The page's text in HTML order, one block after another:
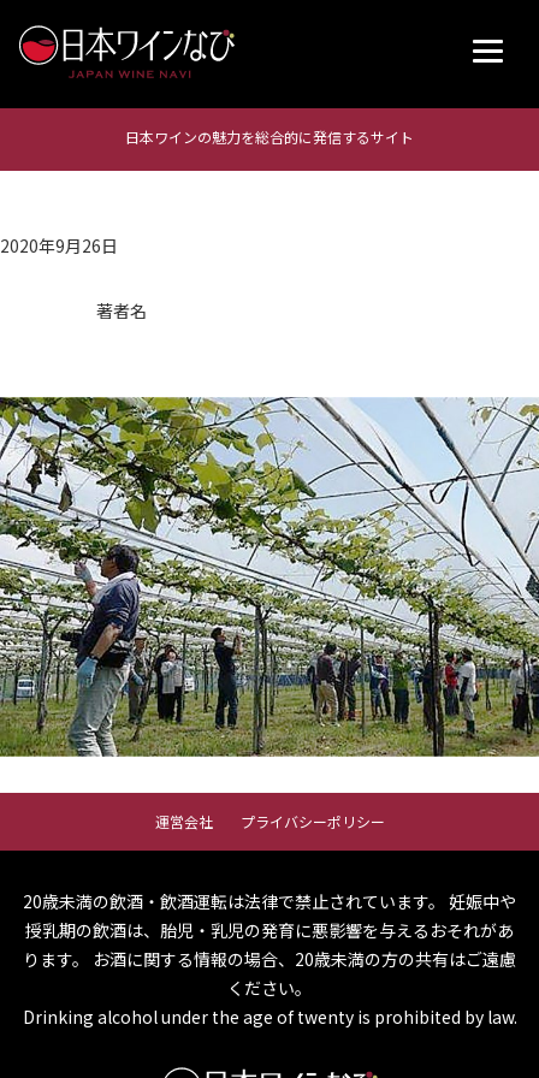
日本ワインの魅力を総合的に発信するサイト
2020年9月26日
著者名
運営会社 プライバシーポリシー
20歳未満の飲酒・飲酒運転は法律で禁止されています。 妊娠中や
授乳期の飲酒は、胎児・乳児の発育に悪影響を与えるおそれがあ
ります。
お酒に関する情報の場合、20歳未満の方の共有はご遠慮
ください。
Drinking alcohol under the age of twenty is prohibited by law.